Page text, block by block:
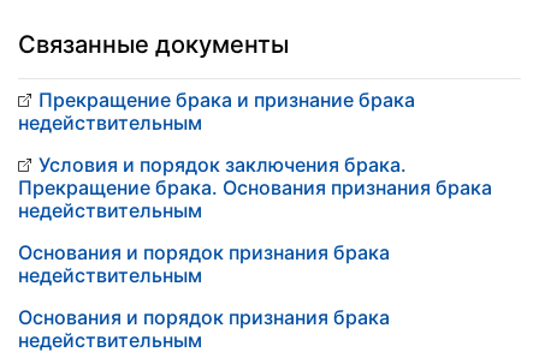
Связанные документы
Прекращение брака и признание брака
недействительным
Условия и порядок заключения брака.
Прекращение брака. Основания признания брака
недействительным
Основания и порядок признания брака
недействительным
Основания и порядок признания брака
недействительным